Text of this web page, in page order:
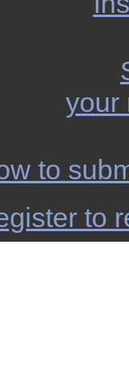
your
to
to